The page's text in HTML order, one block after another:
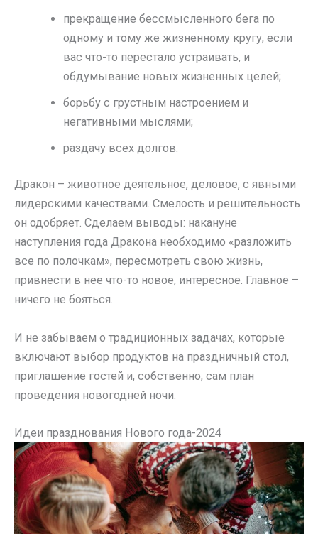
прекращение бессмысленного бега по
одному и тому же жизненному кругу, если
вас что-то перестало устраивать, и
обдумывание новых жизненных целей;
борьбу с грустным настроением и
негативными мыслями;
раздачу всех долгов.
Дракон – животное деятельное, деловое, с явными
лидерскими качествами. Смелость и решительность
он одобряет. Сделаем выводы: накануне
наступления года Дракона необходимо «разложить
все по полочкам», пересмотреть свою жизнь,
привнести в нее что-то новое, интересное. Главное –
ничего не бояться.
И не забываем о традиционных задачах, которые
включают выбор продуктов на праздничный стол,
приглашение гостей и, собственно, сам план
проведения новогодней ночи.
Идеи празднования Нового года-2024